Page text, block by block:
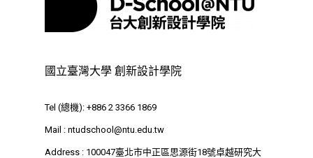
國立臺灣大學 創新設計學院
Tel (總機): +886 2 3366 1869
Mail : ntudschool@ntu.edu.tw
Address : 100047臺北市中正區思源街18號卓越研究大
思源街18號卓越研究大